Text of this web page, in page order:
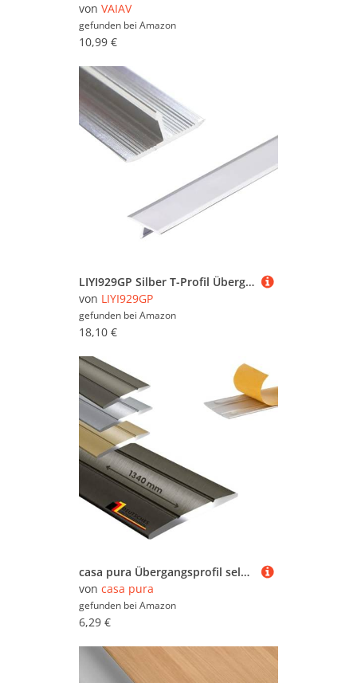
von VAIAV
gefunden bei Amazon
10,99 €
LIYI929GP Silber T-Profil Übergangsschiene Übergangsprofil Breite 15 20 33 40mm, Bodenübergangsstreifen Dauerhaft Aluminium Ausgleichsprofil, Bodenleiste Türleiste Türschwellen Leiste
von LIYI929GP
gefunden bei Amazon
18,10 €
casa pura Übergangsprofil selbstklebend Übergangsleiste aus Alu für Boden, türschwellen Leiste, Übergangsschiene, Höhenausgleich, Abschlussleiste, Türleiste Bronze 1 Stück, 134 cm Länge Firm
von casa pura
gefunden bei Amazon
6,29 €